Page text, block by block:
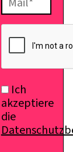
Ich
akzeptiere
die